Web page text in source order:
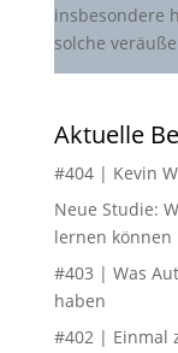
insbesondere
solche
Aktuelle
#404 | Kevin
Neue Studie:
lernen können
#403 | Was
haben
#402 | Einmal